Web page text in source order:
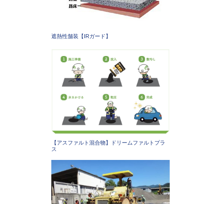
遮熱性舗装【IRガード】
【アスファルト混合物】ドリームファルトプラ
ス